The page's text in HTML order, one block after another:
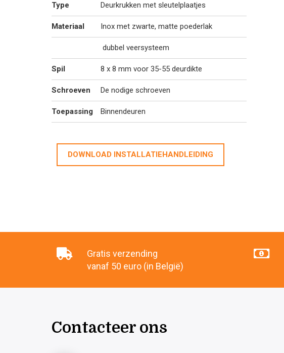
Type Deurkrukken met sleutelplaatjes
Materiaal Inox met zwarte, matte poederlak
dubbel veersysteem
Spil 8 x 8 mm voor 35-55 deurdikte
Schroeven De nodige schroeven
Toepassing Binnendeuren
DOWNLOAD INSTALLATIEHANDLEIDING
Gratis verzending
vanaf 50 euro (in België)
Contacteer ons